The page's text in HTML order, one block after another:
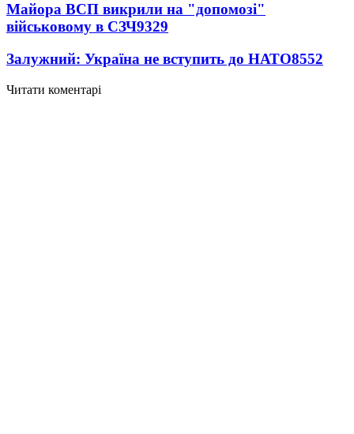
Майора ВСП викрили на "допомозі"
військовому в СЗЧ9329
Залужний: Україна не вступить до НАТО8552
Читати коментарі